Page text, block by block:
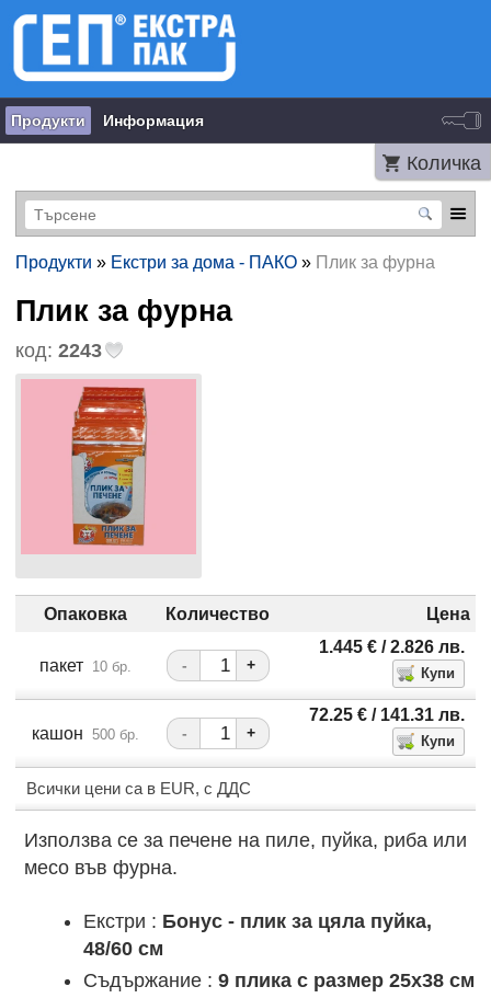
Продукти Информация
Количка
Продукти » Екстри за дома - ПАКО» Плик за фурна
Плик за фурна
код: 2243
Опаковка Количество Цена
пакет 10 бр. - +
1.445 €/ 2.826 лв.
кашон 500 бр. - +
72.25 €/ 141.31 лв.
Всички цени са в EUR, с ДДС
Използва се за печене на пиле, пуйка, риба или
месо във фурна.
Екстри : Бонус - плик за цяла пуйка,
48/60 см
Съдържание : 9 плика с размер 25x38 см